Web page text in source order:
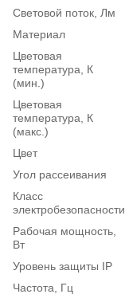
Световой поток, Лм
Материал
Цветовая
температура, К
(мин.)
Цветовая
температура, К
(макс.)
Цвет
Угол рассеивания
Класс
электробезопасности
Рабочая мощность,
Вт
Уровень защиты IP
Частота, Гц